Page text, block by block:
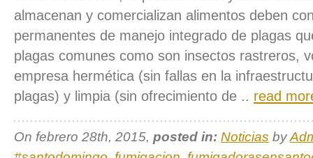
almacenan y comercializan alimentos deben
permanentes de manejo integrado de plagas
plagas comunes como son insectos rastreros,
empresa hermética (sin fallas en la
plagas) y limpia (sin ofrecimiento de .. read
On febrero 28th, 2015, posted in: Noticias by